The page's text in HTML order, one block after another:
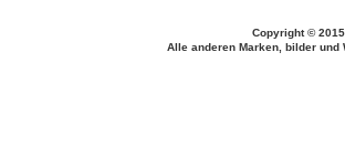
Copyright ©
Alle anderen Marken, bilder und